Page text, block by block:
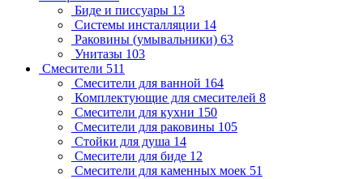
Биде и писсуары 13
Системы инсталляции 14
Раковины (умывальники) 63
Унитазы 103
Смесители 511
Смесители для ванной 164
Комплектующие для смесителей 8
Смесители для кухни 150
Смесители для раковины 105
Стойки для душа 14
Смесители для биде 12
Смесители для каменных моек 51